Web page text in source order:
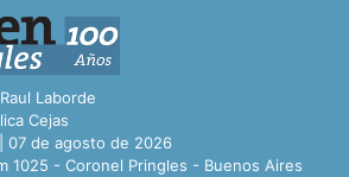
Laborde
Cejas
07 de agosto de 2026
1025 - Coronel Pringles - Buenos Aires